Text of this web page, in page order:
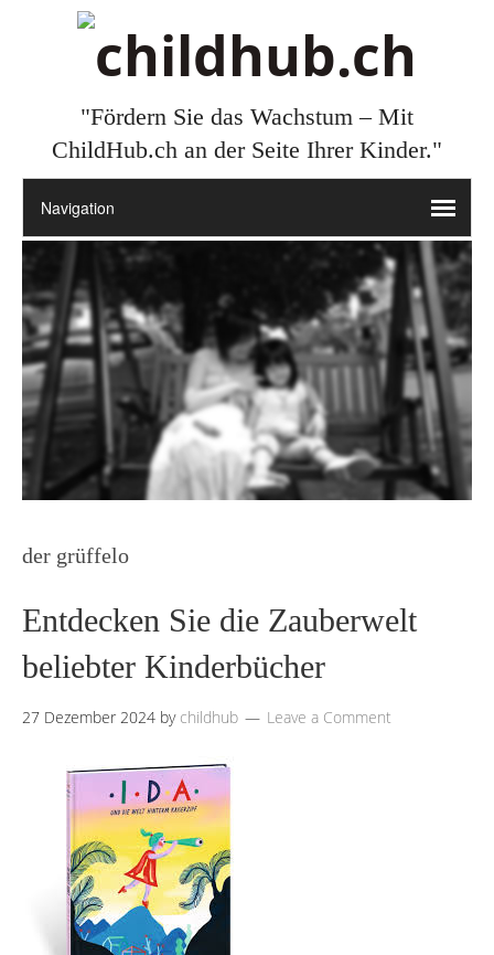
"Fördern Sie das Wachstum – Mit
ChildHub.ch an der Seite Ihrer Kinder."
der grüffelo
Entdecken Sie die Zauberwelt
beliebter Kinderbücher
27 Dezember 2024 by childhub Leave a Comment